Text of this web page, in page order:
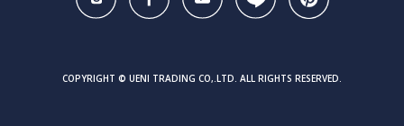
COPYRIGHT © UENI TRADING CO,.LTD. ALL RIGHTS RESERVED.